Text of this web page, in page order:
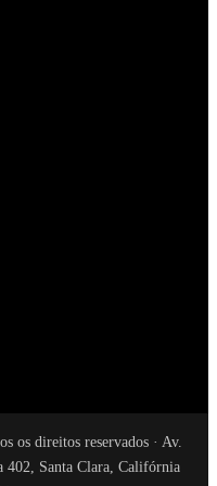
os direitos reservados · Av.
Santa Clara, Califórnia